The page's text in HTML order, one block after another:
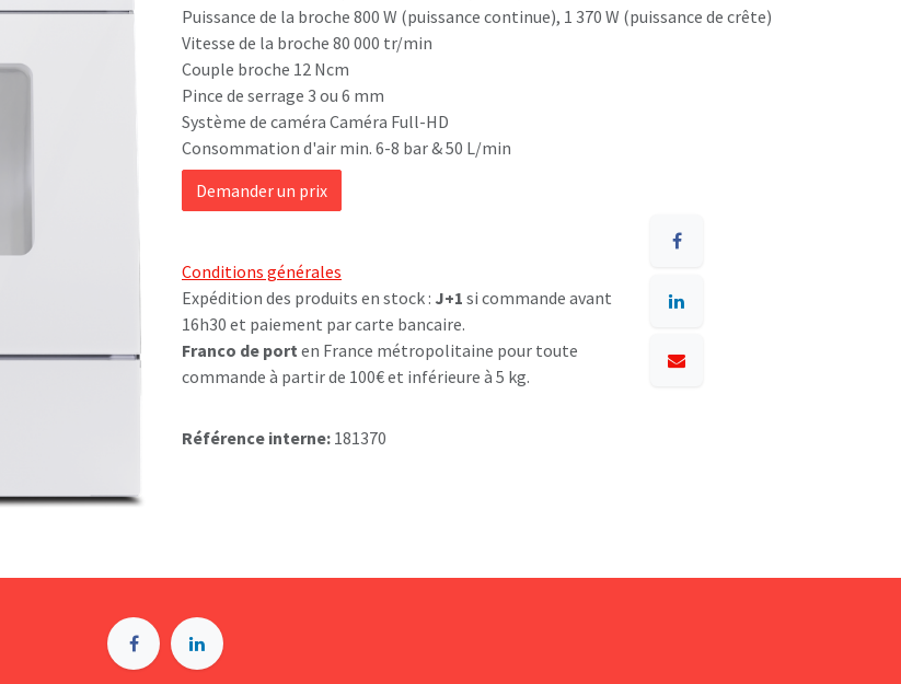
Puissance de la broche 800 W (puissance continue), 1 370 W (puissance de crête)
Vitesse de la broche 80 000 tr/min
Couple broche 12 Ncm
Pince de serrage 3 ou 6 mm
Système de caméra Caméra Full-HD
Consommation d'air min. 6-8 bar & 50 L/min
Demander un prix
Conditions générales
Expédition des produits en stock : J+1 si commande avant
16h30 et paiement par carte bancaire.
Franco de port en France métropolitaine pour toute
commande à partir de 100€ et inférieure à 5 kg.
Référence interne: 181370